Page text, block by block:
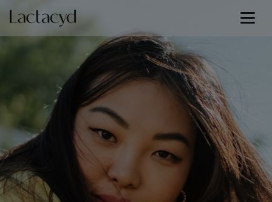
Our Science
Skin Health
Our Commitment